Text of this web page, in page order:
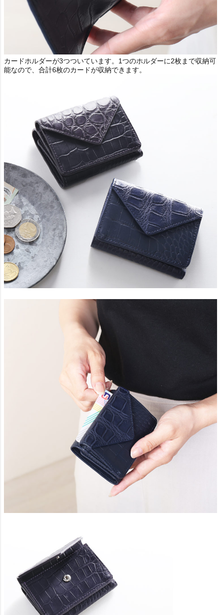
カードホルダーが3つついています。1つのホルダーに2枚まで収納可
能なので、合計6枚のカードが収納できます。